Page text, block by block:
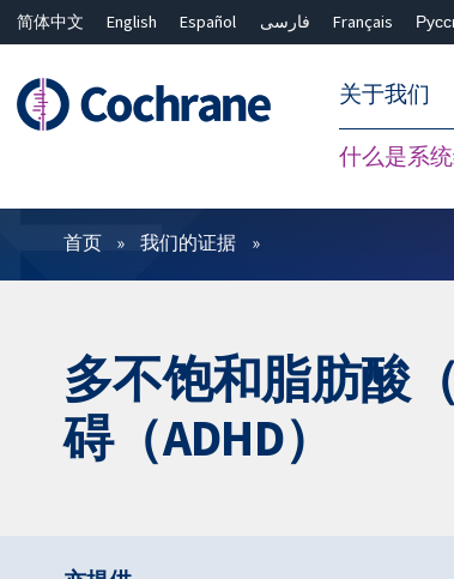
简体中文 English Español فارسی Français
关于我们
什么是系
过滤
首页 我们的证据
多不饱和脂肪酸
碍（ADHD）